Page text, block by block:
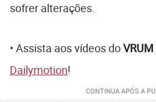
sofrer alterações.
• Assista aos vídeos doVRUM
Dailymotion!